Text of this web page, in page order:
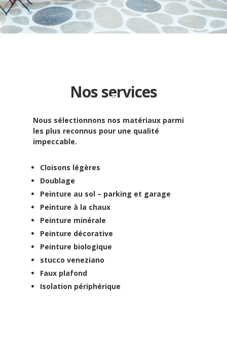
Nos services
Nous sélectionnons nos matériaux parmi
les plus reconnus pour une qualité
impeccable.
Cloisons légères
Doublage
Peinture au sol – parking et garage
Peinture à la chaux
Peinture minérale
Peinture décorative
Peinture biologique
stucco veneziano
Faux plafond
Isolation périphérique